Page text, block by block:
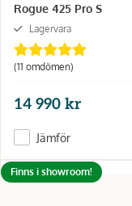
Rogue 425 Pro S
Lagervara
(11 omdömen)
14 990 kr
Jämför
Finns i showroom!